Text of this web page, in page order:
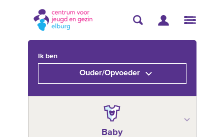
Ik ben
Ouder/Opvoeder
Baby